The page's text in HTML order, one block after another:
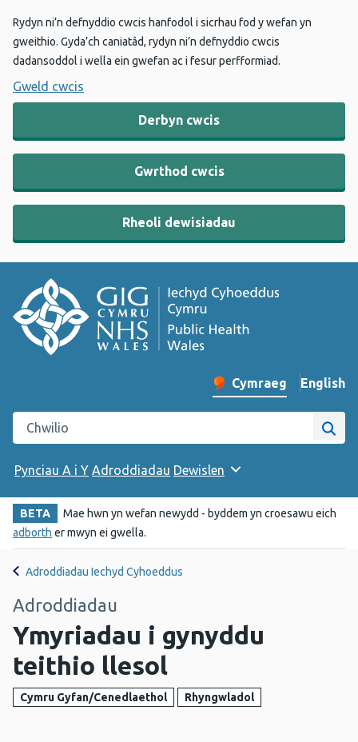
Rydyn ni’n defnyddio cwcis hanfodol i sicrhau fod y wefan yn
gweithio. Gyda’ch caniatâd, rydyn ni’n defnyddio cwcis
dadansoddol i wella ein gwefan ac i fesur perfformiad.
Gweld cwcis
Derbyn cwcis
Gwrthod cwcis
Rheoli dewisiadau
Newid iaith y wefan
Cymraeg English
–
Chwilio gwefan Iechyd Cyhoeddus Cymru
Pynciau A i Y Adroddiadau Dewislen
BETA
Mae hwn yn wefan newydd - byddem yn croesawu eich
adborth er mwyn ei gwella.
Adroddiadau Iechyd Cyhoeddus
Adroddiadau
Ymyriadau i gynyddu
teithio llesol
Cymru Gyfan/Cenedlaethol Rhyngwladol